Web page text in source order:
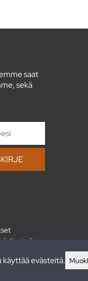
saat
sekä
erissä
käyttää evästeitä.